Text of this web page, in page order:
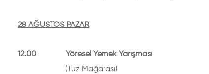
28 AĞUSTOS PAZAR
12.00 Yöresel Yemek Yarışması
(Tuz Mağarası)